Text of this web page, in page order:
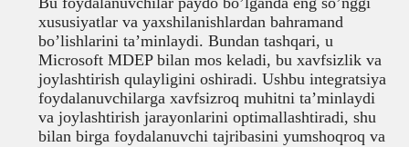
xususiyatlar va yaxshilanishlardan bahramand
bo’lishlarini ta’minlaydi. Bundan tashqari, u
Microsoft MDEP bilan mos keladi, bu xavfsizlik va
joylashtirish qulayligini oshiradi. Ushbu integratsiya
foydalanuvchilarga xavfsizroq muhitni ta’minlaydi
va joylashtirish jarayonlarini optimallashtiradi, shu
bilan birga foydalanuvchi tajribasini yumshoqroq va